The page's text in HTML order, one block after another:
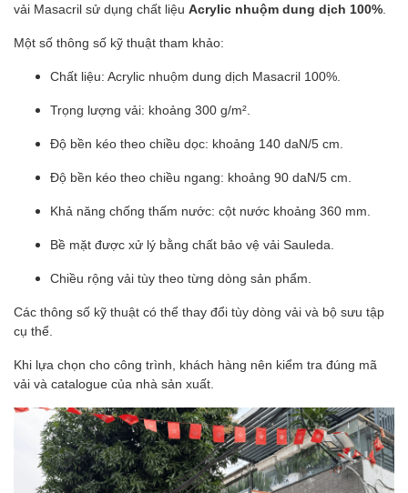
vải Masacril sử dụng chất liệu Acrylic nhuộm dung dịch 100%
Một số thông số kỹ thuật tham khảo:
Chất liệu: Acrylic nhuộm dung dịch Masacril 100%.
Trọng lượng vải: khoảng 300 g/m².
Độ bền kéo theo chiều dọc: khoảng 140 daN/5 cm.
Độ bền kéo theo chiều ngang: khoảng 90 daN/5 cm.
Khả năng chống thấm nước: cột nước khoảng 360 mm.
Bề mặt được xử lý bằng chất bảo vệ vải Sauleda.
Chiều rộng vải tùy theo từng dòng sản phẩm.
Các thông số kỹ thuật có thể thay đổi tùy dòng vải và bộ sưu tập
cụ thể.
Khi lựa chọn cho công trình, khách hàng nên kiểm tra đúng mã
vải và catalogue của nhà sản xuất.